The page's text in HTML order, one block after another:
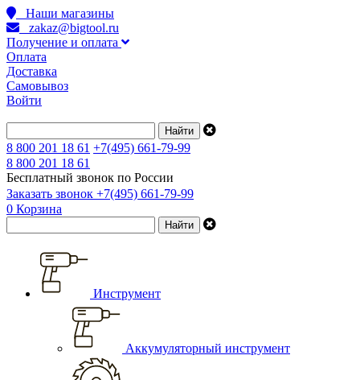
Наши магазины
zakaz@bigtool.ru
Получение и оплата
Оплата
Доставка
Самовывоз
Войти
8 800 201 18 61 +7(495) 661-79-99
8 800 201 18 61
Бесплатный звонок по России
Заказать звонок +7(495) 661-79-99
0 Корзина
Инструмент
Аккумуляторный инструмент